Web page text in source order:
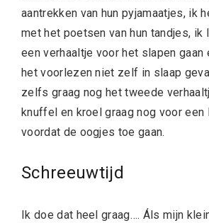
aantrekken van hun pyjamaatjes, ik
met het poetsen van hun tandjes, ik
een verhaaltje voor het slapen gaan
het voorlezen niet zelf in slaap
zelfs graag nog het tweede
knuffel en kroel graag nog voor een
voordat de oogjes toe gaan.
Schreeuwtijd
Ik doe dat heel graag…. Áls mijn